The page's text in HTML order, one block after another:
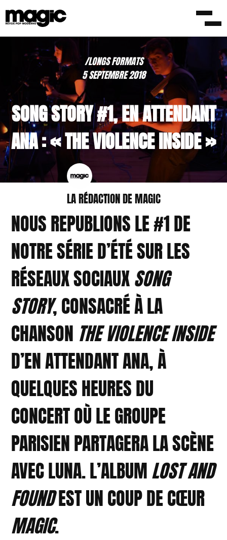
/LONGS FORMATS
5 SEPTEMBRE 2018
SONG STORY #1, EN ATTENDANT
ANA : « THE VIOLENCE INSIDE »
LA RÉDACTION DE MAGIC
NOUS REPUBLIONS LE #1 DE
NOTRE SÉRIE D’ÉTÉ SUR LES
RÉSEAUX SOCIAUXSONG
STORY, CONSACRÉ À LA
CHANSON THE VIOLENCE INSIDE
D’EN ATTENDANT ANA, À
QUELQUES HEURES DU
CONCERT OÙ LE GROUPE
PARISIEN PARTAGERA LA SCÈNE
AVEC LUNA. L’ALBUMLOST AND
FOUNDEST UNCOUP DE CŒUR
MAGIC.